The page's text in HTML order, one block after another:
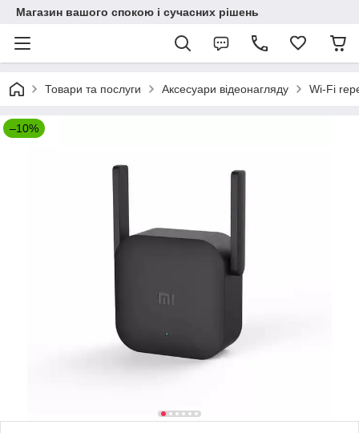
Магазин вашого спокою і сучасних рішень
Товари та послуги Аксесуари відеонагляду Wi-Fi
–10%